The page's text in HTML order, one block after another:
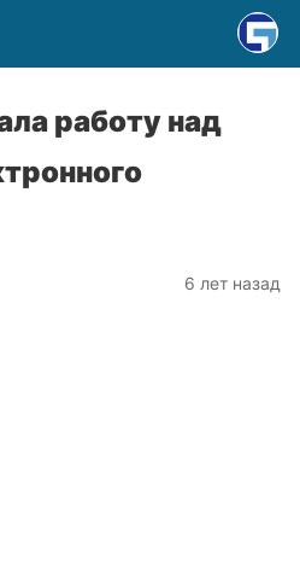
работу над
6 лет назад